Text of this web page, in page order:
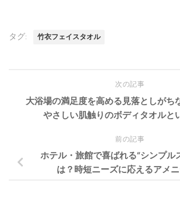
タグ: 竹衣フェイスタオル
次の記事
大浴場の満足度を高める見落としがち
やさしい肌触りのボディタオルと
前の記事
ホテル・旅館で喜ばれる“シンプル
は？時短ニーズに応えるアメ